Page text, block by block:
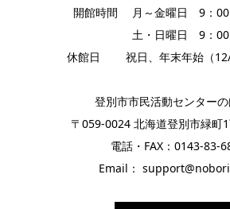
開館時間 月～金曜日 9：00
土・日曜日 9：00
休館日 祝日、年末年始（12/
登別市市民活動センター
〒059-0024 北海道登別市緑町
電話・FAX：0143-83-
Email：